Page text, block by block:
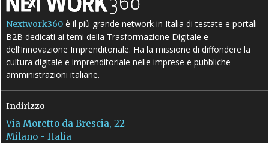
Nextwork360 è il più grande network in Italia di testate e portali
B2B dedicati ai temi della Trasformazione Digitale e
dell’Innovazione Imprenditoriale. Ha la missione di diffondere la
cultura digitale e imprenditoriale nelle imprese e pubbliche
amministrazioni italiane.
Indirizzo
Via Moretto da Brescia, 22
Milano - Italia